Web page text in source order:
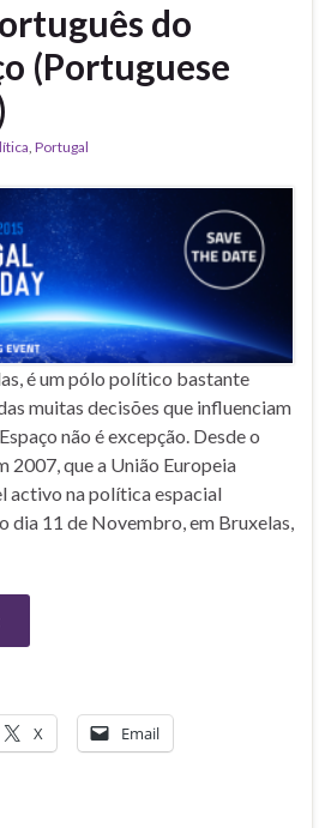
do
(Portuguese
, Portugal
é um pólo político bastante
muitas decisões que influenciam
não é excepção. Desde o
2007, que a União Europeia
activo na política espacial
dia 11 de Novembro, em Bruxelas,
X Email